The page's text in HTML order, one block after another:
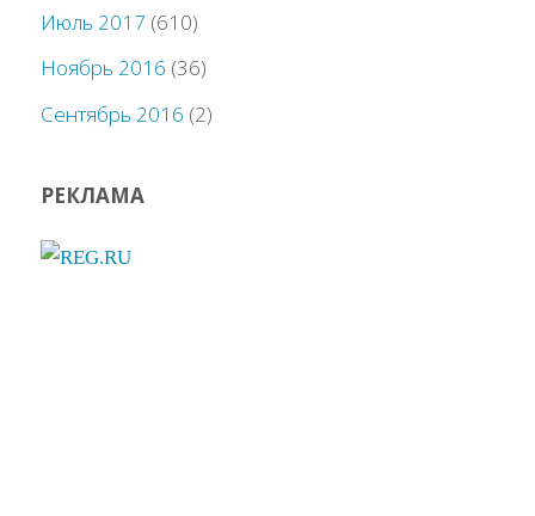
Июль 2017 (610)
Ноябрь 2016 (36)
Сентябрь 2016 (2)
РЕКЛАМА